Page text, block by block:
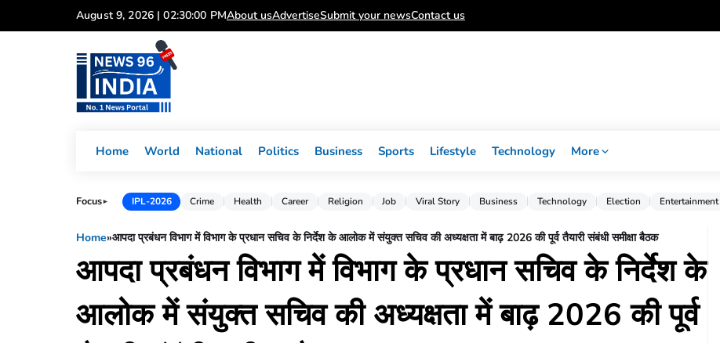
to
August 9, 2026 | 02:30:01 PMAbout usAdvertiseSubmit your newsContact us
Home World National Politics Business Sports Lifestyle Technology More
Focus► IPL-2026 Crime Health Career Religion Job Viral Story Business Technology Election Entertainment
Home»आपदा प्रबंधन विभाग में विभाग के प्रधान सचिव के निर्देश के आलोक में संयुक्त सचिव की अध्यक्षता में बाढ़ 2026 की पूर्व तैयारी संबंधी समीक्षा बैठक
आपदा प्रबंधन विभाग में विभाग के प्रधान सचिव के निर्देश के
आलोक में संयुक्त सचिव की अध्यक्षता में बाढ़ 2026 की पूर्व